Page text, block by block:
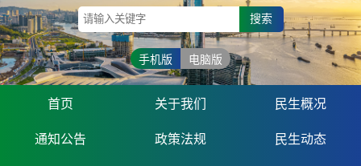
搜索
手机版 电脑版
首页 关于我们 民生概况
通知公告 政策法规 民生动态